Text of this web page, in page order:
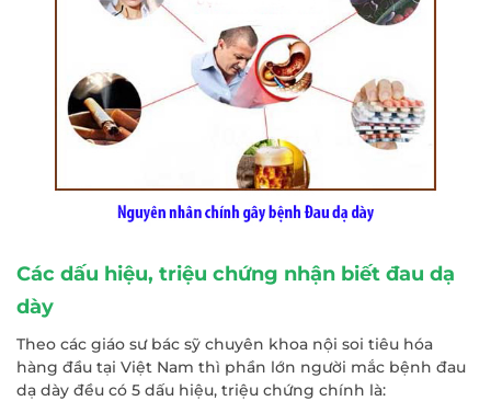
Các dấu hiệu, triệu chứng nhận biết đau dạ
dày
Theo các giáo sư bác sỹ chuyên khoa nội soi tiêu hóa
hàng đầu tại Việt Nam thì phần lớn người mắc bệnh đau
dạ dày đều có 5 dấu hiệu, triệu chứng chính là: